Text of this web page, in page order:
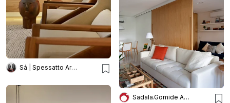
Sá | Spessatto Arquitetura
Sadala.Gomide Arquitetura